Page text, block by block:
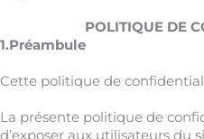
POLITIQUE DE
1.Préambule
Cette politique de
La présente politique de
d’exposer aux utilisateurs du